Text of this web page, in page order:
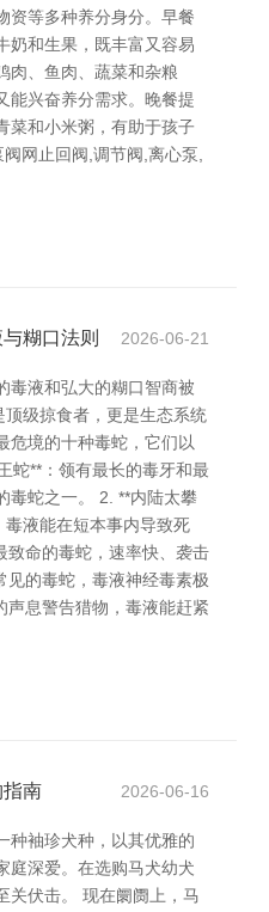
资等多种养分身分。早餐
奶和生果，既丰富又容易
肉、鱼肉、蔬菜和杂粮
能兴奋养分需求。晚餐提
菜和小米粥，有助于孩子
网止回阀,调节阀,离心泵,
糊口法则 2026-06-21
毒液和弘大的糊口智商被
顶级掠食者，更是生态系统
危境的十种毒蛇，它们以
蛇**：领有最长的毒牙和最
毒蛇之一。 2. **内陆太攀
液能在短本事内导致死
致命的毒蛇，速率快、袭击
见的毒蛇，毒液神经毒素极
声息警告猎物，毒液能赶紧
南 2026-06-16
种袖珍犬种，以其优雅的
庭深爱。在选购马犬幼犬
关伏击。 现在阛阓上，马